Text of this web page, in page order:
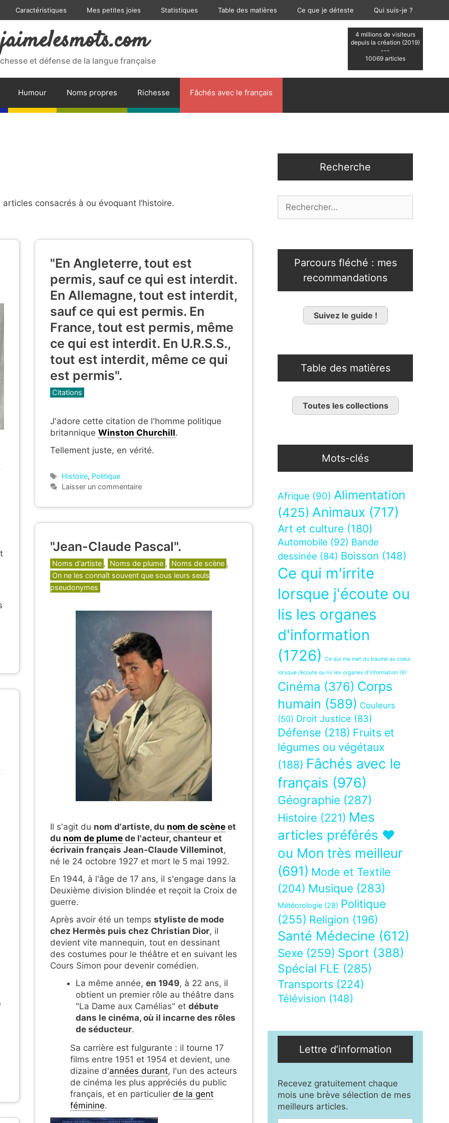
Caractéristiques Mes petites joies Statistiques Table des matières Ce que je déteste Qui suis-je ?
4 millions de visiteurs
depuis la création (2019)
---
10069 articles
jaimelesmots.com
et défense de la langue française
Humour Noms propres Richesse Fâchés avec le français
consacrés à ou évoquant l’histoire.
,
"En Angleterre, tout est
permis, sauf ce qui est interdit.
En Allemagne, tout est interdit,
sauf ce qui est permis. En
France, tout est permis, même
ce qui est interdit. En U.R.S.S.,
tout est interdit, même ce qui
est permis".
Catégories
Citations
J'adore cette citation de l'homme politique
britannique Winston Churchill.
Tellement juste, en vérité.
Étiquettes
Histoire, Politique
Laisser un commentaire
"Jean-Claude Pascal".
Catégories
Noms d'artiste , Noms de plume , Noms de scène ,
On ne les connaît souvent que sous leurs seuls
pseudonymes
Il s'agit du nom d'artiste, du nom de scène et
du nom de plume de l'acteur, chanteur et
écrivain français Jean-Claude Villeminot,
né le 24 octobre 1927 et mort le 5 mai 1992.
En 1944, à l'âge de 17 ans, il s'engage dans la
Deuxième division blindée et reçoit la Croix de
guerre.
Après avoir été un temps styliste de mode
chez Hermès puis chez Christian Dior, il
devient vite mannequin, tout en dessinant
des costumes pour le théâtre et en suivant les
Cours Simon pour devenir comédien.
La même année, en 1949, à 22 ans, il
obtient un premier rôle au théâtre dans
"La Dame aux Camélias" et débute
dans le cinéma, où il incarne des rôles
de séducteur.
Sa carrière est fulgurante : il tourne 17
films entre 1951 et 1954 et devient, une
dizaine d'années durant, l'un des acteurs
de cinéma les plus appréciés du public
français, et en particulier de la gent
féminine.
Recherche
Parcours fléché : mes
recommandations
Suivez le guide !
Table des matières
Toutes les collections
Mots-clés
Afrique (90) Alimentation
(425) Animaux (717)
Art et culture (180)
Automobile (92) Bande
dessinée (84) Boisson (148)
Ce qui m'irrite
lorsque j'écoute ou
lis les organes
d'information
(1726)
Ce qui me met du baume au coeur
lorsque j’écoute ou lis les organes d’information (9)
Cinéma (376) Corps
humain (589) Couleurs
(50) Droit Justice (83)
Défense (218) Fruits et
légumes ou végétaux
(188) Fâchés avec le
français (976)
Géographie (287)
Histoire (221) Mes
articles préférés ❤
ou Mon très meilleur
(691) Mode et Textile
(204) Musique (283)
Météorologie (28) Politique
(255) Religion (196)
Santé Médecine (612)
Sexe (259) Sport (388)
Spécial FLE (285)
Transports (224)
Télévision (148)
Lettre d’information
Recevez gratuitement chaque
mois une brève sélection de mes
meilleurs articles.